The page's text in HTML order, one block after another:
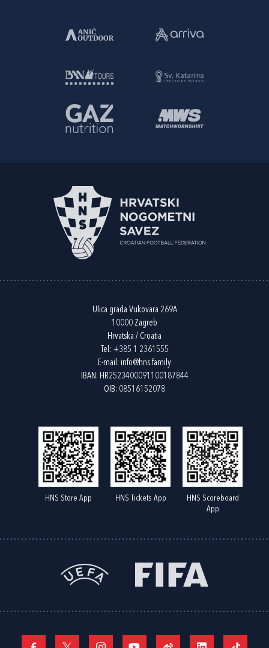
Ulica grada Vukovara 269A
10000 Zagreb
Hrvatska / Croatia
Tel: +385 1 2361555
E-mail: info@hns.family
IBAN: HR2523400091100187844
OIB: 08516152078
HNS Store App HNS Tickets App
HNS Scoreboard
App